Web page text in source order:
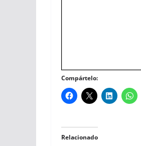
Compártelo:
Relacionado